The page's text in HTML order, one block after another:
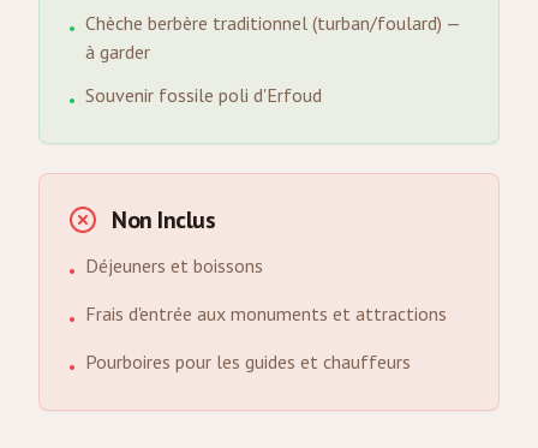
• Chèche berbère traditionnel (turban/foulard) —
à garder
• Souvenir fossile poli d'Erfoud
Non Inclus
• Déjeuners et boissons
• Frais d'entrée aux monuments et attractions
• Pourboires pour les guides et chauffeurs